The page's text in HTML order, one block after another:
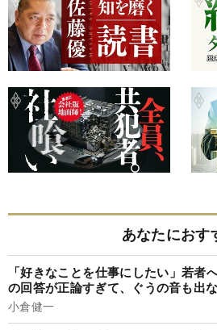
あなたにおす
「好きなことを仕事にしたい」若者
の回答が正論すぎて、ぐうの音も出
小倉健一